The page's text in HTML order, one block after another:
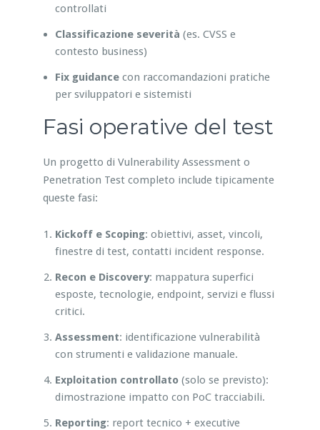
controllati
Classificazione severità (es. CVSS e
contesto business)
Fix guidancecon raccomandazioni pratiche
per sviluppatori e sistemisti
Fasi operative del test
Un progetto di Vulnerability Assessment o
Penetration Test completo include tipicamente
queste fasi:
Kickoff e Scoping: obiettivi, asset, vincoli,
finestre di test, contatti incident response.
Recon e Discovery: mappatura superfici
esposte, tecnologie, endpoint, servizi e flussi
critici.
Assessment: identificazione vulnerabilità
con strumenti e validazione manuale.
Exploitation controllato(solo se previsto):
dimostrazione impatto con PoC tracciabili.
Reporting: report tecnico + executive